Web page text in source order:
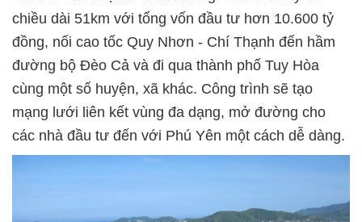
chiều dài 51km với tổng vốn đầu tư hơn 10.600 tỷ
đồng, nối cao tốc Quy Nhơn - Chí Thạnh đến hầm
đường bộ Đèo Cả và đi qua thành phố Tuy Hòa
cùng một số huyện, xã khác. Công trình sẽ tạo
mạng lưới liên kết vùng đa dạng, mở đường cho
các nhà đầu tư đến với Phú Yên một cách dễ dàng.